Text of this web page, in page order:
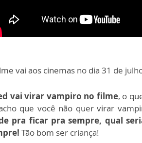
vai aos cinemas no dia 31 de
vai virar vampiro no filme, o
que você não quer virar
pra ficar pra sempre, qual
Tão bom ser criança!